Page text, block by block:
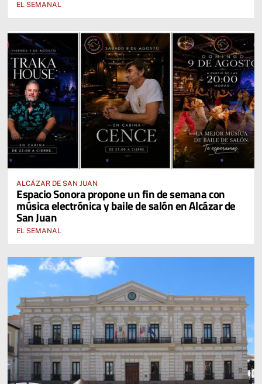
EL SEMANAL
ALCÁZAR DE SAN JUAN
Espacio Sonora propone un fin de semana con
música electrónica y baile de salón en Alcázar de
San Juan
EL SEMANAL